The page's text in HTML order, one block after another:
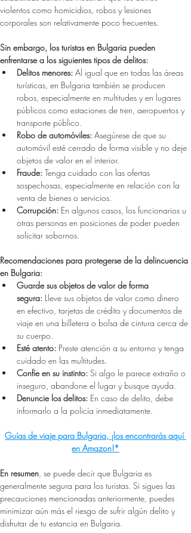
violentos como homicidios, robos y lesiones
corporales son relativamente poco frecuentes.
Sin embargo, los turistas en Bulgaria pueden
enfrentarse a los siguientes tipos de delitos:
Delitos menores: Al igual que en todas las áreas
turísticas, en Bulgaria también se producen
robos, especialmente en multitudes y en lugares
públicos como estaciones de tren, aeropuertos y
transporte público.
Robo de automóviles: Asegúrese de que su
automóvil esté cerrado de forma visible y no deje
objetos de valor en el interior.
Fraude: Tenga cuidado con las ofertas
sospechosas, especialmente en relación con la
venta de bienes o servicios.
Corrupción: En algunos casos, los funcionarios u
otras personas en posiciones de poder pueden
solicitar sobornos.
Recomendaciones para protegerse de la delincuencia
en Bulgaria:
Guarde sus objetos de valor de forma
segura: Lleve sus objetos de valor como dinero
en efectivo, tarjetas de crédito y documentos de
viaje en una billetera o bolsa de cintura cerca de
su cuerpo.
Esté atento: Preste atención a su entorno y tenga
cuidado en las multitudes.
Confíe en su instinto: Si algo le parece extraño o
inseguro, abandone el lugar y busque ayuda.
Denuncie los delitos: En caso de delito, debe
informarlo a la policía inmediatamente.
Guías de viaje para Bulgaria, ¡los encontrarás aquí
en Amazon!*
En resumen, se puede decir que Bulgaria es
generalmente segura para los turistas. Si sigues las
precauciones mencionadas anteriormente, puedes
minimizar aún más el riesgo de sufrir algún delito y
disfrutar de tu estancia en Bulgaria.